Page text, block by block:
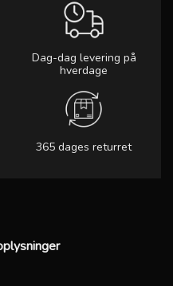
Dag-dag levering på
hverdage
365 dages returret